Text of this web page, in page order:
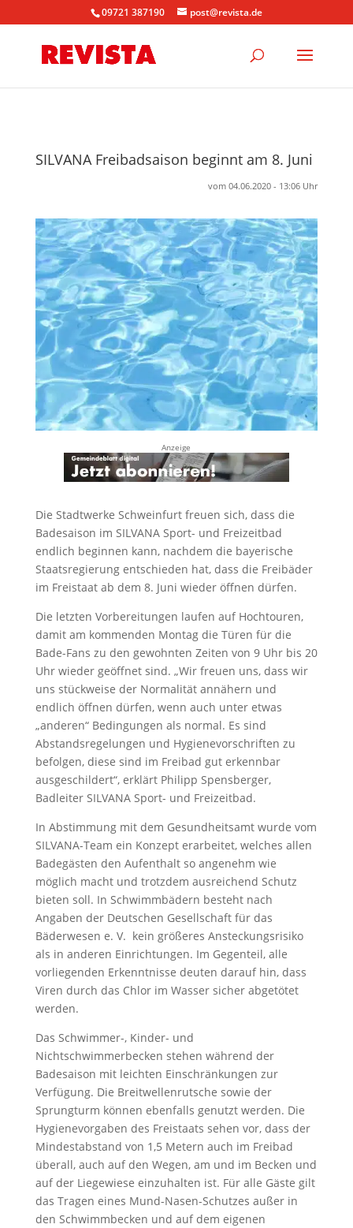
09721 387190 post@revista.de
SILVANA Freibadsaison beginnt am 8. Juni
vom 04.06.2020 - 13:06 Uhr
Anzeige
Die Stadtwerke Schweinfurt freuen sich, dass die
Badesaison im SILVANA Sport- und Freizeitbad
endlich beginnen kann, nachdem die bayerische
Staatsregierung entschieden hat, dass die Freibäder
im Freistaat ab dem 8. Juni wieder öffnen dürfen.
Die letzten Vorbereitungen laufen auf Hochtouren,
damit am kommenden Montag die Türen für die
Bade-Fans zu den gewohnten Zeiten von 9 Uhr bis 20
Uhr wieder geöffnet sind. „Wir freuen uns, dass wir
uns stückweise der Normalität annähern und
endlich öffnen dürfen, wenn auch unter etwas
„anderen“ Bedingungen als normal. Es sind
Abstandsregelungen und Hygienevorschriften zu
befolgen, diese sind im Freibad gut erkennbar
ausgeschildert“, erklärt Philipp Spensberger,
Badleiter SILVANA Sport- und Freizeitbad.
In Abstimmung mit dem Gesundheitsamt wurde vom
SILVANA-Team ein Konzept erarbeitet, welches allen
Badegästen den Aufenthalt so angenehm wie
möglich macht und trotzdem ausreichend Schutz
bieten soll. In Schwimmbädern besteht nach
Angaben der Deutschen Gesellschaft für das
Bäderwesen e. V. kein größeres Ansteckungsrisiko
als in anderen Einrichtungen. Im Gegenteil, alle
vorliegenden Erkenntnisse deuten darauf hin, dass
Viren durch das Chlor im Wasser sicher abgetötet
werden.
Das Schwimmer-, Kinder- und
Nichtschwimmerbecken stehen während der
Badesaison mit leichten Einschränkungen zur
Verfügung. Die Breitwellenrutsche sowie der
Sprungturm können ebenfalls genutzt werden. Die
Hygienevorgaben des Freistaats sehen vor, dass der
Mindestabstand von 1,5 Metern auch im Freibad
überall, auch auf den Wegen, am und im Becken und
auf der Liegewiese einzuhalten ist. Für alle Gäste gilt
das Tragen eines Mund-Nasen-Schutzes außer in
den Schwimmbecken und auf dem eigenen